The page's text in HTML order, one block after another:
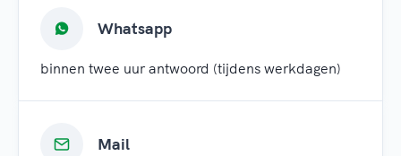
Whatsapp
binnen twee uur antwoord (tijdens werkdagen)
Mail